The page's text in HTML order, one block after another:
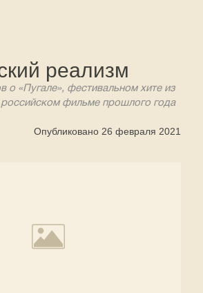
реализм
о «Пугале», фестивальном хите из
фильме прошлого года
Опубликовано 26 февраля 2021